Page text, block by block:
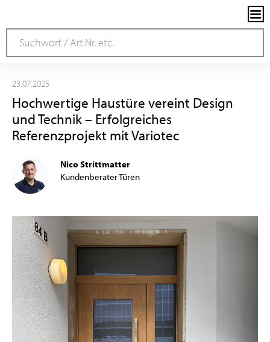
23.07.2025
Hochwertige Haustüre vereint Design
und Technik – Erfolgreiches
Referenzprojekt mit Variotec
Nico Strittmatter
Kundenberater Türen